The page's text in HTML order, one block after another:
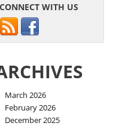
CONNECT WITH US
March 2026
February 2026
December 2025